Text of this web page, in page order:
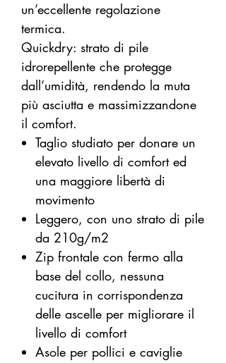
un’eccellente regolazione
termica.
Quickdry: strato di pile
idrorepellente che protegge
dall’umidità, rendendo la muta
più asciutta e massimizzandone
il comfort.
Taglio studiato per donare un
elevato livello di comfort ed
una maggiore libertà di
movimento
Leggero, con uno strato di pile
da 210g/m2
Zip frontale con fermo alla
base del collo, nessuna
cucitura in corrispondenza
delle ascelle per migliorare il
livello di comfort
Asole per pollici e caviglie